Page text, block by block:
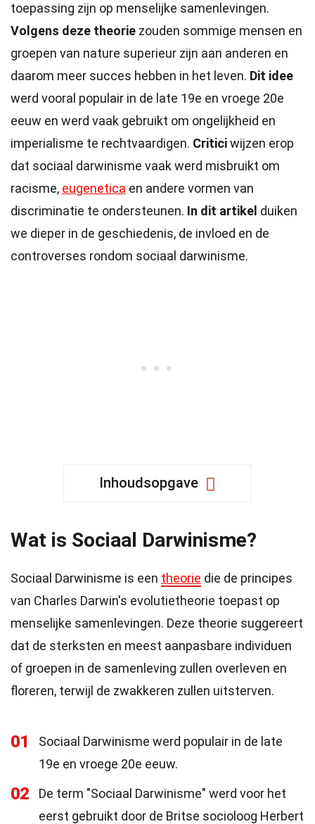
toepassing zijn op menselijke samenlevingen.
Volgens deze theorie zouden sommige mensen en
groepen van nature superieur zijn aan anderen en
daarom meer succes hebben in het leven. Dit idee
werd vooral populair in de late 19e en vroege 20e
eeuw en werd vaak gebruikt om ongelijkheid en
imperialisme te rechtvaardigen. Criticiwijzen erop
dat sociaal darwinisme vaak werd misbruikt om
racisme, eugenetica en andere vormen van
discriminatie te ondersteunen. In dit artikel duiken
we dieper in de geschiedenis, de invloed en de
controverses rondom sociaal darwinisme.
Inhoudsopgave
Wat is Sociaal Darwinisme?
Sociaal Darwinisme is een theorie die de principes
van Charles Darwin's evolutietheorie toepast op
menselijke samenlevingen. Deze theorie suggereert
dat de sterksten en meest aanpasbare individuen
of groepen in de samenleving zullen overleven en
floreren, terwijl de zwakkeren zullen uitsterven.
01
Sociaal Darwinisme werd populair in de late
19e en vroege 20e eeuw.
02
De term "Sociaal Darwinisme" werd voor het
eerst gebruikt door de Britse socioloog Herbert